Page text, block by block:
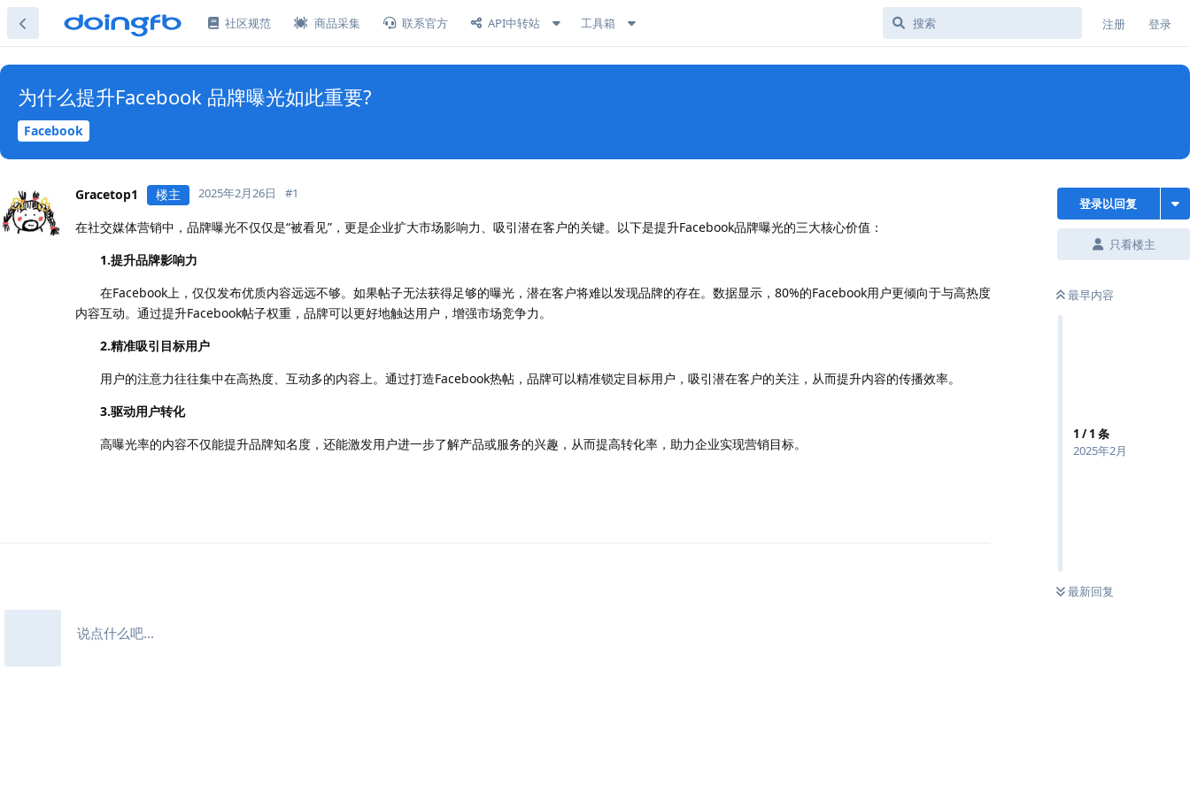
社区规范 商品采集 联系官方 API中转站 工具箱 注册 登录
Facebook
为什么提升Facebook 品牌曝光如此重要?
登录以回复
只看楼主
最早内容
1 /1 条
2025年2月
最新回复
Gracetop1 楼主 2025年2月26日 #1
在社交媒体营销中，品牌曝光不仅仅是“被看见”，更是企业扩大市场影响力、吸引潜在客户的关键。以下是提升Facebook品牌曝光的三大核心价值：
1.提升品牌影响力
在Facebook上，仅仅发布优质内容远远不够。如果帖子无法获得足够的曝光，潜在客户将难以发现品牌的存在。数据显示，80%的Facebook用户更倾向于与高热度
内容互动。通过提升Facebook帖子权重，品牌可以更好地触达用户，增强市场竞争力。
2.精准吸引目标用户
用户的注意力往往集中在高热度、互动多的内容上。通过打造Facebook热帖，品牌可以精准锁定目标用户，吸引潜在客户的关注，从而提升内容的传播效率。
3.驱动用户转化
高曝光率的内容不仅能提升品牌知名度，还能激发用户进一步了解产品或服务的兴趣，从而提高转化率，助力企业实现营销目标。
说点什么吧...